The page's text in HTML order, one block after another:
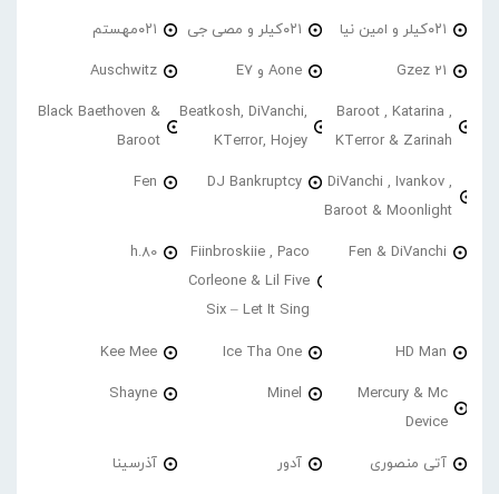
۰۲۱کیلر و امین نیا ۰۲۱کیلر و مصی جی ۰۲۱مهستم
21 Gzez Aone و E7 Auschwitz
Baroot , Katarina ,
KTerror & Zarinah
Beatkosh, DiVanchi,
KTerror, Hojey
Black Baethoven &
Baroot
DiVanchi , Ivankov ,
Baroot & Moonlight
DJ Bankruptcy
Fen
Fen & DiVanchi
Fiinbroskiie , Paco
Corleone & Lil Five
Six – Let It Sing
h.80
HD Man
Ice Tha One
Kee Mee
Mercury & Mc
Device
Minel
Shayne
آتی منصوری آدور آذرسینا